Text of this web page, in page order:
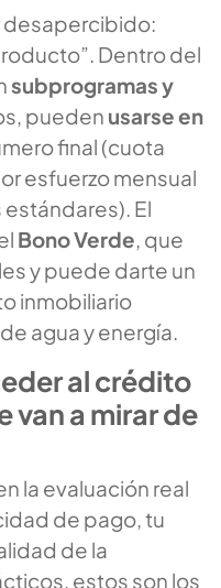
desapercibido:
Dentro del
subprogramas y
pueden usarse en
final (cuota
esfuerzo mensual
El
Bono Verde, que
y puede darte un
inmobiliario
agua y energía.
al crédito
van a mirar de
la evaluación real
de pago, tu
de la
estos son los